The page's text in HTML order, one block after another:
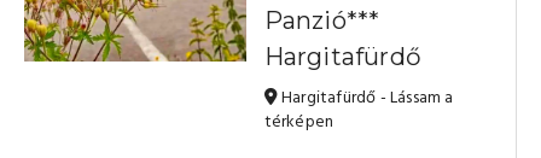
Panzió***
Hargitafürdő
Hargitafürdő - Lássam a
térképen